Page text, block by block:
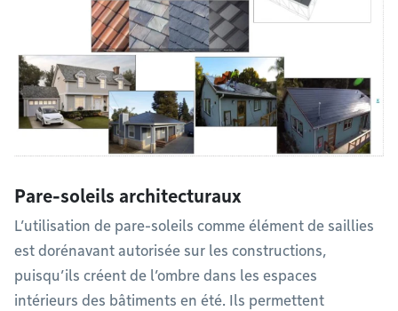
Pare-soleils architecturaux
L’utilisation de pare-soleils comme élément de saillies
est dorénavant autorisée sur les constructions,
puisqu’ils créent de l’ombre dans les espaces
intérieurs des bâtiments en été. Ils permettent